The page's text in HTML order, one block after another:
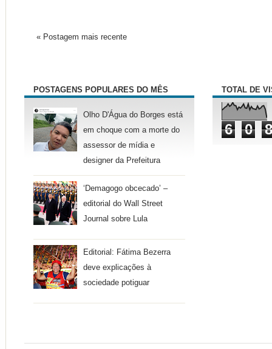
« Postagem mais recente
POSTAGENS POPULARES DO MÊS
Olho D'Água do Borges está
em choque com a morte do
assessor de mídia e
designer da Prefeitura
‘Demagogo obcecado’ –
editorial do Wall Street
Journal sobre Lula
Editorial: Fátima Bezerra
deve explicações à
sociedade potiguar
TOTAL DE
6 0 8